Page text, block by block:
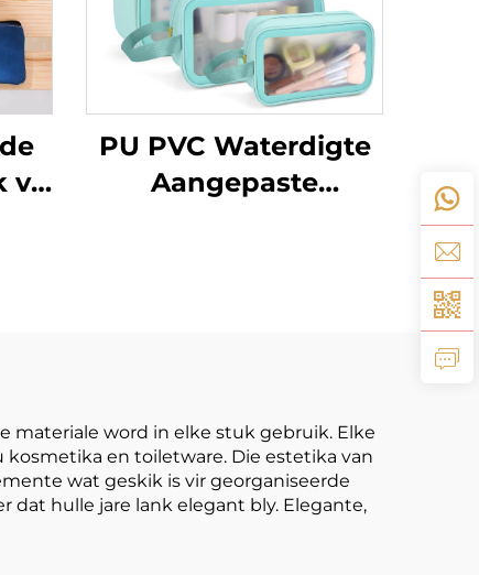
vir
PU PVC Waterdigte
Aangepaste
materiale word in elke stuk gebruik. Elke
en toiletware. Die estetika van
wat geskik is vir georganiseerde
dat hulle jare lank elegant bly. Elegante,